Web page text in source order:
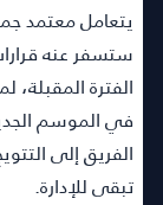
يتعامل معتمد
ستسفر عنه
الفترة
في الموسم
الفريق إلى
تبقى للإدارة.